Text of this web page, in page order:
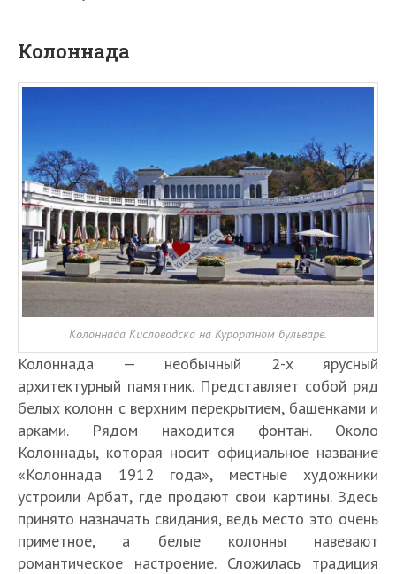
Колоннада
Колоннада Кисловодска на Курортном бульваре.
Колоннада — необычный 2-х ярусный
архитектурный памятник. Представляет собой ряд
белых колонн с верхним перекрытием, башенками и
арками. Рядом находится фонтан. Около
Колоннады, которая носит официальное название
«Колоннада 1912 года», местные художники
устроили Арбат, где продают свои картины. Здесь
принято назначать свидания, ведь место это очень
приметное, а белые колонны навевают
романтическое настроение. Сложилась традиция